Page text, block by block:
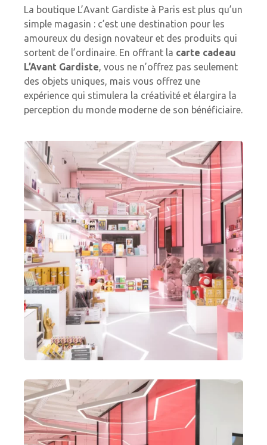
La boutique L’Avant Gardiste à Paris est plus qu’un
simple magasin : c’est une destination pour les
amoureux du design novateur et des produits qui
sortent de l’ordinaire. En offrant la carte cadeau
L’Avant Gardiste, vous ne n’offrez pas seulement
des objets uniques, mais vous offrez une
expérience qui stimulera la créativité et élargira la
perception du monde moderne de son bénéficiaire.